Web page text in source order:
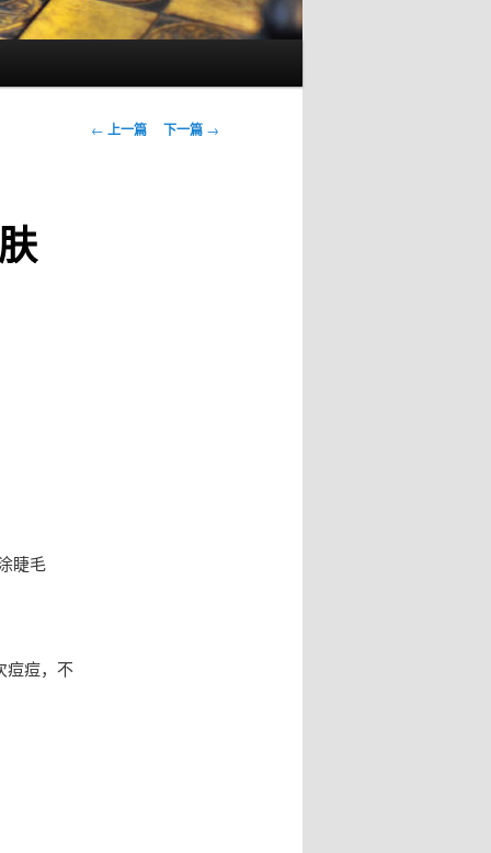
文
← 上一篇 下一篇 →
睫毛
痘痘，不